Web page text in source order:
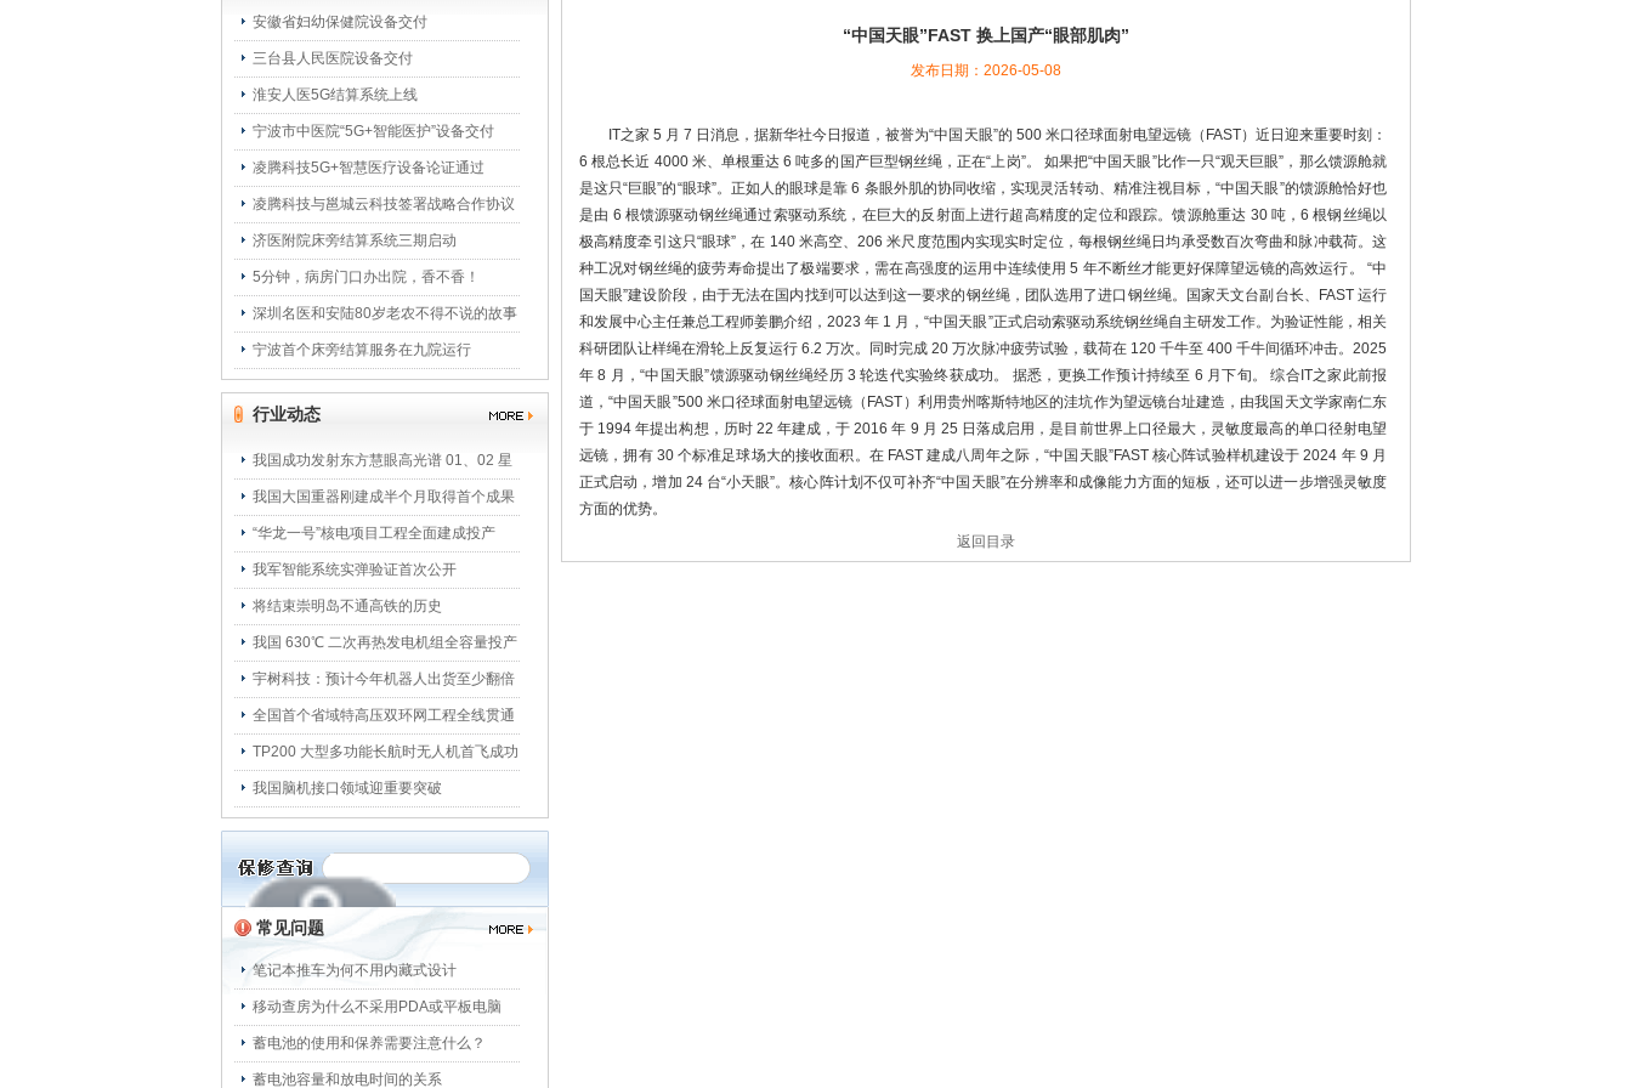
“中国天眼”FAST 换上国产“眼部肌肉”
发布日期：2026-05-08
IT之家 5 月 7 日消息，据新华社今日报道，被誉为“中国天眼”的 500 米口径球面射电望远镜（FAST）近日迎来重要时刻：
6 根总长近 4000 米、单根重达 6 吨多的国产巨型钢丝绳，正在“上岗”。 如果把“中国天眼”比作一只“观天巨眼”，那么馈源舱就
是这只“巨眼”的“眼球”。正如人的眼球是靠 6 条眼外肌的协同收缩，实现灵活转动、精准注视目标，“中国天眼”的馈源舱恰好也
是由 6 根馈源驱动钢丝绳通过索驱动系统，在巨大的反射面上进行超高精度的定位和跟踪。馈源舱重达 30 吨，6 根钢丝绳以
极高精度牵引这只“眼球”，在 140 米高空、206 米尺度范围内实现实时定位，每根钢丝绳日均承受数百次弯曲和脉冲载荷。这
种工况对钢丝绳的疲劳寿命提出了极端要求，需在高强度的运用中连续使用 5 年不断丝才能更好保障望远镜的高效运行。 “中
国天眼”建设阶段，由于无法在国内找到可以达到这一要求的钢丝绳，团队选用了进口钢丝绳。国家天文台副台长、FAST 运行
和发展中心主任兼总工程师姜鹏介绍，2023 年 1 月，“中国天眼”正式启动索驱动系统钢丝绳自主研发工作。为验证性能，相关
科研团队让样绳在滑轮上反复运行 6.2 万次。同时完成 20 万次脉冲疲劳试验，载荷在 120 千牛至 400 千牛间循环冲击。2025
年 8 月，“中国天眼”馈源驱动钢丝绳经历 3 轮迭代实验终获成功。 据悉，更换工作预计持续至 6 月下旬。 综合IT之家此前报
道，“中国天眼”500 米口径球面射电望远镜（FAST）利用贵州喀斯特地区的洼坑作为望远镜台址建造，由我国天文学家南仁东
于 1994 年提出构想，历时 22 年建成，于 2016 年 9 月 25 日落成启用，是目前世界上口径最大，灵敏度最高的单口径射电望
远镜，拥有 30 个标准足球场大的接收面积。在 FAST 建成八周年之际，“中国天眼”FAST 核心阵试验样机建设于 2024 年 9 月
正式启动，增加 24 台“小天眼”。核心阵计划不仅可补齐“中国天眼”在分辨率和成像能力方面的短板，还可以进一步增强灵敏度
方面的优势。
返回目录
安徽省妇幼保健院设备交付
三台县人民医院设备交付
淮安人医5G结算系统上线
宁波市中医院“5G+智能医护”设备交付
凌腾科技5G+智慧医疗设备论证通过
凌腾科技与邕城云科技签署战略合作协议
济医附院床旁结算系统三期启动
5分钟，病房门口办出院，香不香！
深圳名医和安陆80岁老农不得不说的故事
宁波首个床旁结算服务在九院运行
行业动态
我国成功发射东方慧眼高光谱 01、02 星
我国大国重器刚建成半个月取得首个成果
“华龙一号”核电项目工程全面建成投产
我军智能系统实弹验证首次公开
将结束崇明岛不通高铁的历史
我国 630℃ 二次再热发电机组全容量投产
宇树科技：预计今年机器人出货至少翻倍
全国首个省域特高压双环网工程全线贯通
TP200 大型多功能长航时无人机首飞成功
我国脑机接口领域迎重要突破
常见问题
笔记本推车为何不用内藏式设计
移动查房为什么不采用PDA或平板电脑
蓄电池的使用和保养需要注意什么？
蓄电池容量和放电时间的关系